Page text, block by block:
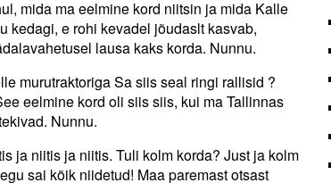
mida ma eelmine kord niitsin ja mida Kalle
kedagi, e rohi kevadel jõudaslt kasvab,
lausa kaks korda. Nunnu.
murutraktoriga Sa siis seal ringi rallisid ?
eelmine kord oli siis siis, kui ma Tallinnas
Nunnu.
ja niitis ja niitis. Tuli kolm korda? Just ja kolm
sai kõik niidetud! Maa paremast otsast